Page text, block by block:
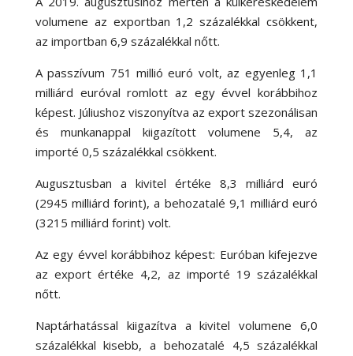
volumene az exportban 1,2 százalékkal csökkent,
az importban 6,9 százalékkal nőtt.
A passzívum 751 millió euró volt, az egyenleg 1,1
milliárd euróval romlott az egy évvel korábbihoz
képest. Júliushoz viszonyítva az export szezonálisan
és munkanappal kiigazított volumene 5,4, az
importé 0,5 százalékkal csökkent.
Augusztusban a kivitel értéke 8,3 milliárd euró
(2945 milliárd forint), a behozatalé 9,1 milliárd euró
(3215 milliárd forint) volt.
Az egy évvel korábbihoz képest: Euróban kifejezve
az export értéke 4,2, az importé 19 százalékkal
nőtt.
Naptárhatással kiigazítva a kivitel volumene 6,0
százalékkal kisebb, a behozatalé 4,5 százalékkal